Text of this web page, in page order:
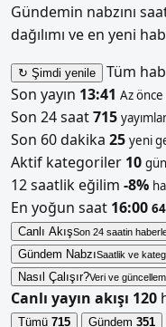
Gündemin nabzını
dağılımı ve en yeni
↻ Şimdi yenile Tüm
Son yayın 13:41 Az önce
Son 24 saat715
Son 60 dakika 25 yeni
Aktif kategoriler 10
12 saatlik eğilim -8%
En yoğun saat 16:00 64
Canlı AkışSon 24 saatin
Gündem NabzıSaatlik ve
Nasıl Çalışır?Veri ve
Canlı yayın akışı 120
Tümü 715 Gündem 351